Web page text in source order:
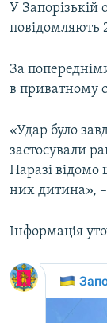
У Запорізькій
повідомляють
За
в приватному
«Удар було
застосували
Наразі відомо
них дитина», –
Інформація